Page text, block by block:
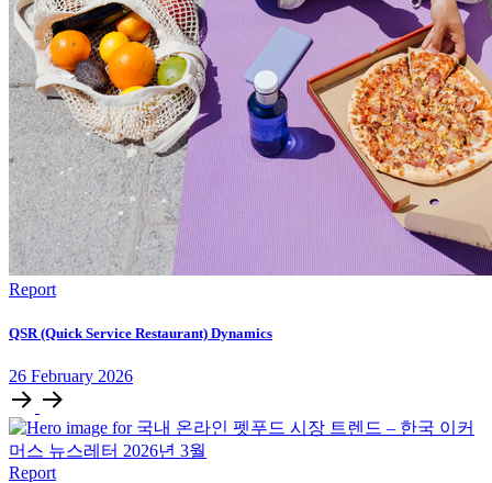
Report
QSR (Quick Service Restaurant) Dynamics
26 February 2026
Report